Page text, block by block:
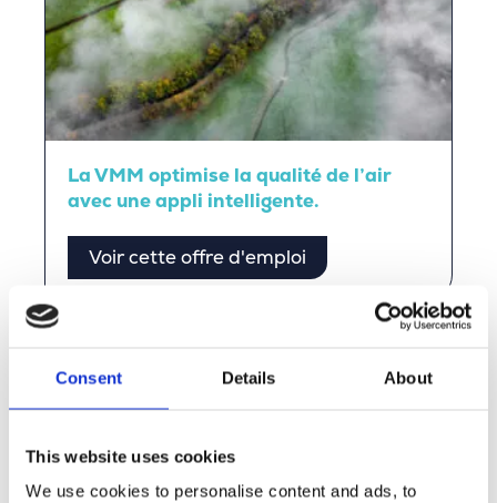
Consent Details About
This website uses cookies
We use cookies to personalise content and ads, to
La VMM optimise la qualité de l’air
avec une appli intelligente.
Voir cette offre d'emploi
Témoignages de nos
collaborateurs
Lisez les témoignages de nos collaborateurs et
découvrez par vous-même l’ambiance Merkator.